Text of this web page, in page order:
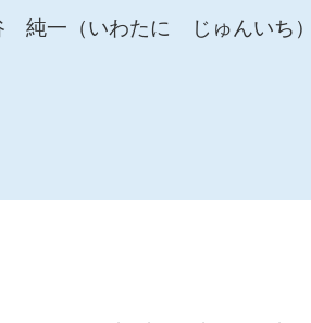
純一（いわたに じゅんいち